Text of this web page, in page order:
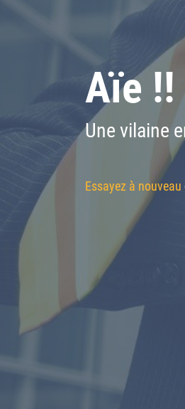
Aïe !!
Une vilaine
Essayez à nouveau